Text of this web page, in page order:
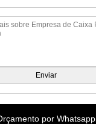
por Whatsapp